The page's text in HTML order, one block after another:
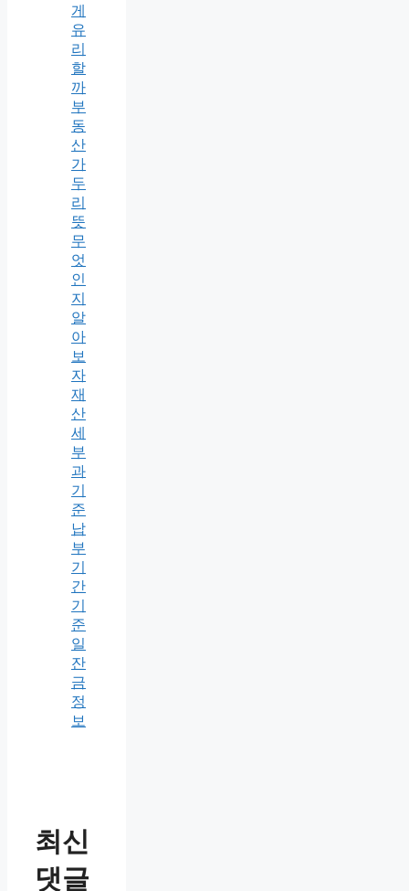
게
유
리
할
까
부
동
산
가
두
리
뜻
무
엇
인
지
알
아
보
자
재
산
세
부
과
기
준
납
부
기
간
기
준
일
잔
금
정
보
최신
댓글